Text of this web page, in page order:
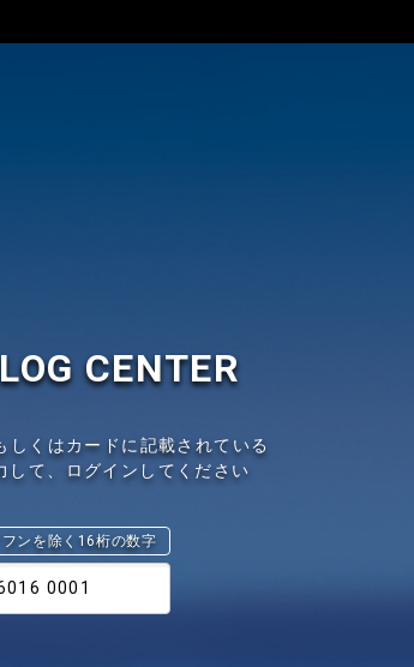
CENTER
しくはカードに記載されている
して、ログインしてください
ンを除く16桁の数字
0001